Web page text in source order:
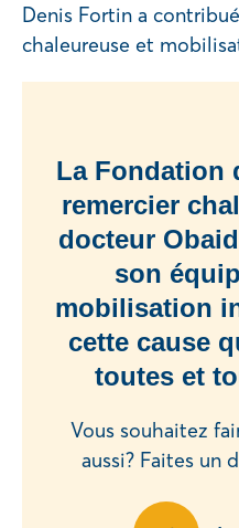
Denis Fortin a
chaleureuse et
La Fondation
remercier
docteur
son
mobilisation
cette cause
toutes et
Vous souhaitez
aussi? Faites un